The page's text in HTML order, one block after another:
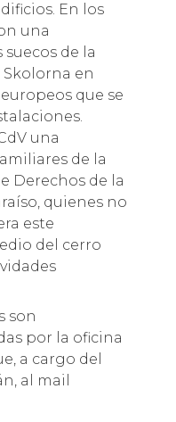
En los
una
de la
en
que se
una
de la
Derechos de la
quienes no
este
del cerro
son
por la oficina
a cargo del
al mail